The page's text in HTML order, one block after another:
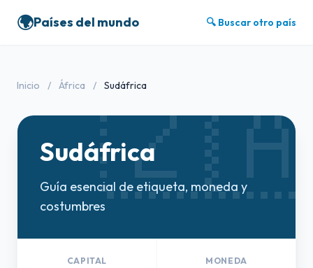
🌍Países del mundo 🔍 Buscar otro país
Inicio / África / Sudáfrica
Sudáfrica
Guía esencial de etiqueta, moneda y
costumbres
CAPITAL MONEDA